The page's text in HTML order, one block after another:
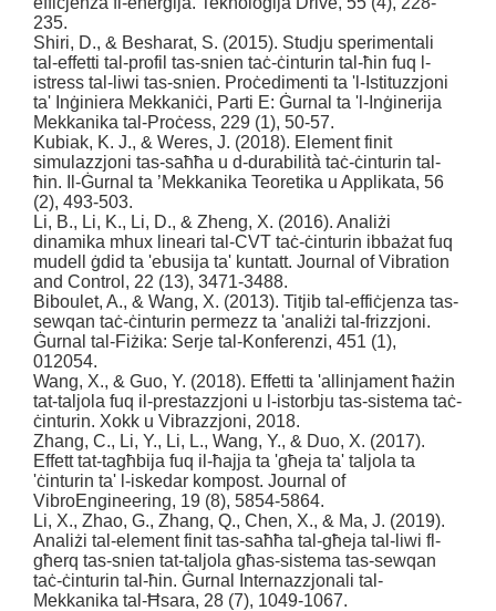
235.
Shiri, D., & Besharat, S. (2015). Studju sperimentali
tal-effetti tal-profil tas-snien taċ-ċinturin tal-ħin fuq l-
istress tal-liwi tas-snien. Proċedimenti ta 'l-Istituzzjoni
ta' Inġiniera Mekkaniċi, Parti E: Ġurnal ta 'l-Inġinerija
Mekkanika tal-Proċess, 229 (1), 50-57.
Kubiak, K. J., & Weres, J. (2018). Element finit
simulazzjoni tas-saħħa u d-durabilità taċ-ċinturin tal-
ħin. Il-Ġurnal ta ’Mekkanika Teoretika u Applikata, 56
(2), 493-503.
Li, B., Li, K., Li, D., & Zheng, X. (2016). Analiżi
dinamika mhux lineari tal-CVT taċ-ċinturin ibbażat fuq
mudell ġdid ta 'ebusija ta' kuntatt. Journal of Vibration
and Control, 22 (13), 3471-3488.
Biboulet, A., & Wang, X. (2013). Titjib tal-effiċjenza tas-
sewqan taċ-ċinturin permezz ta 'analiżi tal-frizzjoni.
Ġurnal tal-Fiżika: Serje tal-Konferenzi, 451 (1),
012054.
Wang, X., & Guo, Y. (2018). Effetti ta 'allinjament ħażin
tat-taljola fuq il-prestazzjoni u l-istorbju tas-sistema taċ-
ċinturin. Xokk u Vibrazzjoni, 2018.
Zhang, C., Li, Y., Li, L., Wang, Y., & Duo, X. (2017).
Effett tat-tagħbija fuq il-ħajja ta 'għeja ta' taljola ta
'ċinturin ta' l-iskedar kompost. Journal of
VibroEngineering, 19 (8), 5854-5864.
Li, X., Zhao, G., Zhang, Q., Chen, X., & Ma, J. (2019).
Analiżi tal-element finit tas-saħħa tal-għeja tal-liwi fl-
għerq tas-snien tat-taljola għas-sistema tas-sewqan
taċ-ċinturin tal-ħin. Ġurnal Internazzjonali tal-
Mekkanika tal-Ħsara, 28 (7), 1049-1067.